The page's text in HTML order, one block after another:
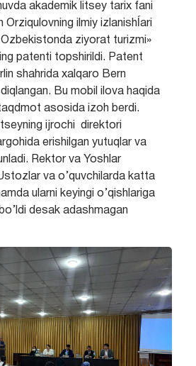
akademik litsey tarix fani
Orziqulovning ilmiy izlanishĺari
ziyorat turizmi»
patenti topshirildi. Patent
shahrida xalqaro Bern
Bu mobil ilova haqida
asosida izoh berdi.
ijrochi direktori
erishilgan yutuqlar va
Rektor va Yoshlar
va o’quvchilarda katta
ularni keyingi o’qishlariga
desak adashmagan